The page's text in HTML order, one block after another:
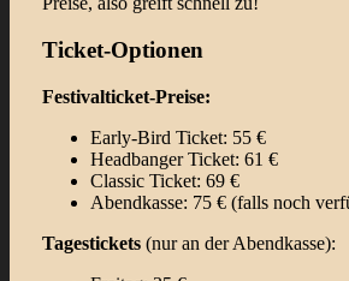
Ticket-Optionen
Festivalticket-Preise:
Early-Bird Ticket: 55 €
Headbanger Ticket: 61 €
Classic Ticket: 69 €
Abendkasse: 75 € (falls noch
Tagestickets (nur an der Abendkasse):